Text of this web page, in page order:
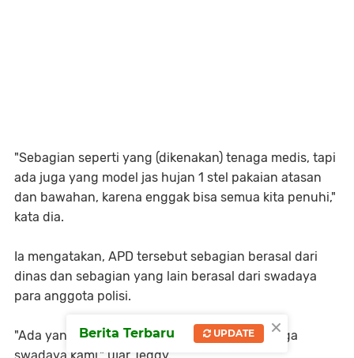
"Sebagian seperti yang (dikenakan) tenaga medis, tapi
ada juga yang model jas hujan 1 stel pakaian atasan
dan bawahan, karena enggak bisa semua kita penuhi,"
kata dia.
Ia mengatakan, APD tersebut sebagian berasal dari
dinas dan sebagian yang lain berasal dari swadaya
para anggota polisi.
"Ada yang pembagian dinas, hanya 20 dan juga
×
Berita Terbaru UPDATE